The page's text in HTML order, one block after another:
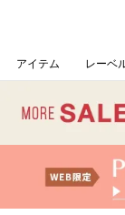
アイテム レーベ